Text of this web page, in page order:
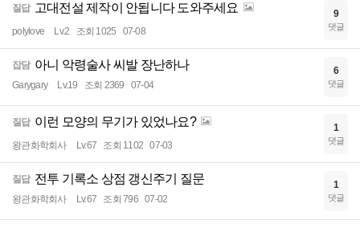
질답 고대전설 제작이 안됩니다 도와주세요
polylove Lv.2 조회 1025 07-08
9
댓글
잡담 아니 악령술사 씨발 장난하나
Garygary Lv.19 조회 2369 07-04
6
댓글
질답 이런 모양의 무기가 있었나요?
왕관화학회사 Lv.67 조회 1102 07-03
1
댓글
질답 전투 기록소 상점 갱신주기 질문
왕관화학회사 Lv.67 조회 796 07-02
1
댓글